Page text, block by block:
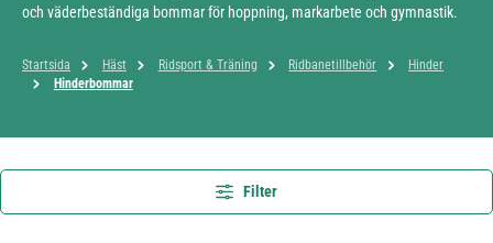
och väderbeständiga bommar för hoppning, markarbete och gymnastik.
Startsida Häst Ridsport & Träning Ridbanetillbehör
Hinder
Hinderbommar
Filter